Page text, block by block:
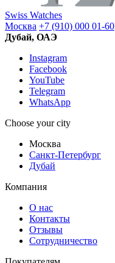
Swiss Watches
Москва +7 (910) 000 01-60
Дубай, ОАЭ
Instagram
Facebook
YouTube
Telegram
WhatsApp
Choose your city
Москва
Санкт-Петербург
Дубай
Компания
О нас
Контакты
Отзывы
Сотрудничество